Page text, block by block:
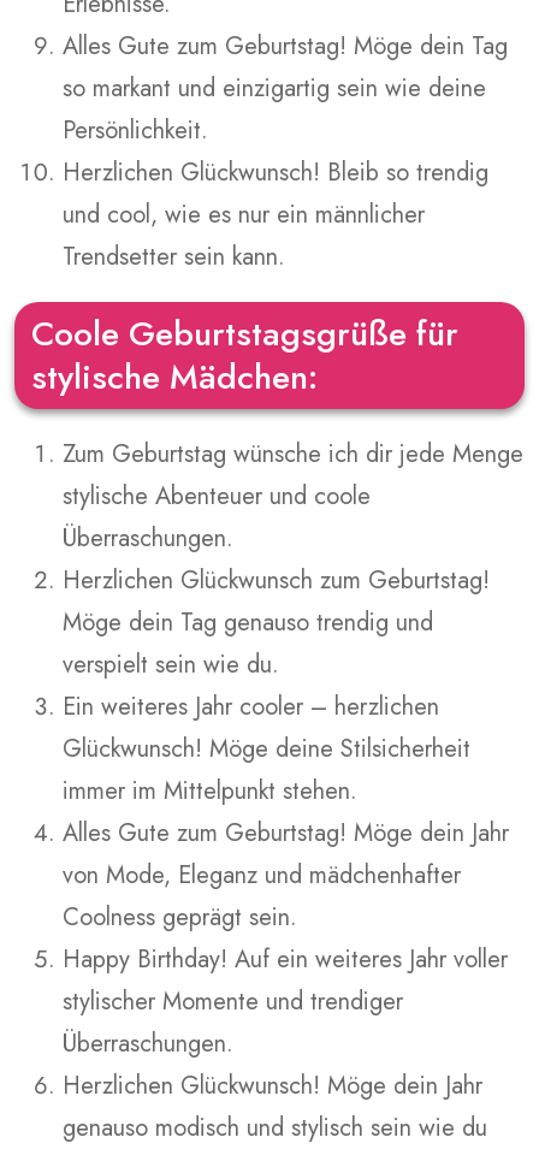
Alles Gute zum Geburtstag! Möge dein Tag
so markant und einzigartig sein wie deine
Persönlichkeit.
Herzlichen Glückwunsch! Bleib so trendig
und cool, wie es nur ein männlicher
Trendsetter sein kann.
Coole Geburtstagsgrüße für
stylische Mädchen:
Zum Geburtstag wünsche ich dir jede Menge
stylische Abenteuer und coole
Überraschungen.
Herzlichen Glückwunsch zum Geburtstag!
Möge dein Tag genauso trendig und
verspielt sein wie du.
Ein weiteres Jahr cooler – herzlichen
Glückwunsch! Möge deine Stilsicherheit
immer im Mittelpunkt stehen.
Alles Gute zum Geburtstag! Möge dein Jahr
von Mode, Eleganz und mädchenhafter
Coolness geprägt sein.
Happy Birthday! Auf ein weiteres Jahr voller
stylischer Momente und trendiger
Überraschungen.
Herzlichen Glückwunsch! Möge dein Jahr
genauso modisch und stylisch sein wie du